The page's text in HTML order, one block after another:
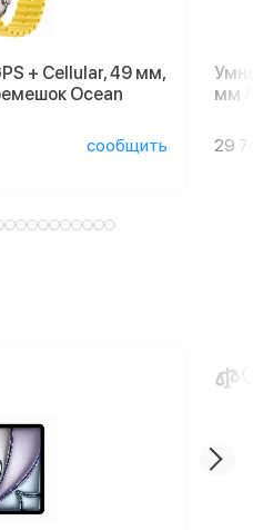
+ Cellular, 49 мм,
Ocean
сообщить
мм
29